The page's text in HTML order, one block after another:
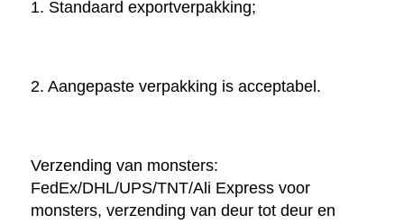
1. Standaard exportverpakking;
2. Aangepaste verpakking is acceptabel.
Verzending van monsters:
FedEx/DHL/UPS/TNT/Ali Express voor
monsters, verzending van deur tot deur en